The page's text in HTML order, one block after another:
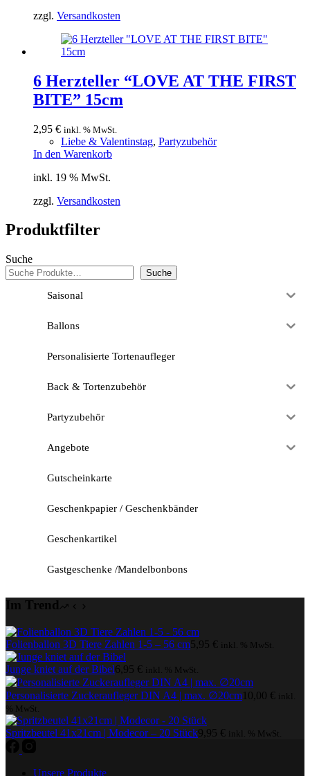
zzgl. Versandkosten
6 Herzteller “LOVE AT THE FIRST
BITE” 15cm
2,95 € inkl. % MwSt.
Liebe & Valentinstag, Partyzubehör
In den Warenkorb
inkl. 19 % MwSt.
zzgl. Versandkosten
Produktfilter
Suche
Suche
Saisonal
Ballons
Personalisierte Tortenaufleger
Back & Tortenzubehör
Partyzubehör
Angebote
Gutscheinkarte
Geschenkpapier / Geschenkbänder
Geschenkartikel
Gastgeschenke /Mandelbonbons
Im Trend
Folienballon 3D Tiere Zahlen 1-5 – 56 cm5,95 € inkl. % MwSt.
Junge kniet auf der Bibel6,95 € inkl. % MwSt.
Personalisierte Zuckeraufleger DIN A4 | max. ∅20cm 10,00 €
inkl.
% MwSt.
Spritzbeutel 41x21cm | Modecor – 20 Stück9,95 € inkl. % MwSt.
Unsere Produkte